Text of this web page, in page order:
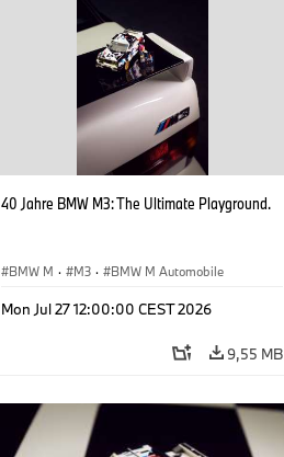
40 Jahre BMW M3: The Ultimate Playground.
BMW M · M3 · BMW M Automobile
Mon Jul 27 12:00:00 CEST 2026
9,55 MB